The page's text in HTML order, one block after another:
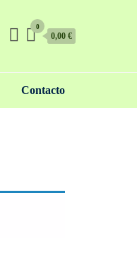
0
0,00 €
Contacto